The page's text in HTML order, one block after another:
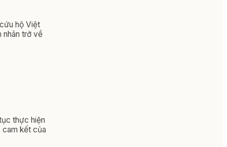
hộ Việt
nhân trở về
thực hiện
cam kết của